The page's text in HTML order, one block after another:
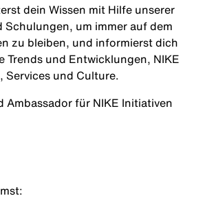
dein Wissen mit Hilfe unserer
Schulungen, um immer auf dem
zu bleiben, und informierst dich
Trends und Entwicklungen, NIKE
Services und Culture.
Ambassador für NIKE Initiativen